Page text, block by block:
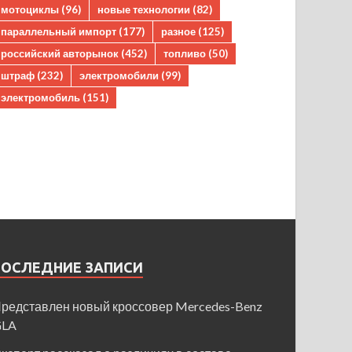
мотоциклы (96) новые технологии (82)
параллельный импорт (177) разное (125)
российский авторынок (452) топливо (50)
штраф (232) электромобили (99)
электромобиль (151)
ЗАПИСИ
новый кроссовер Mercedes-Benz